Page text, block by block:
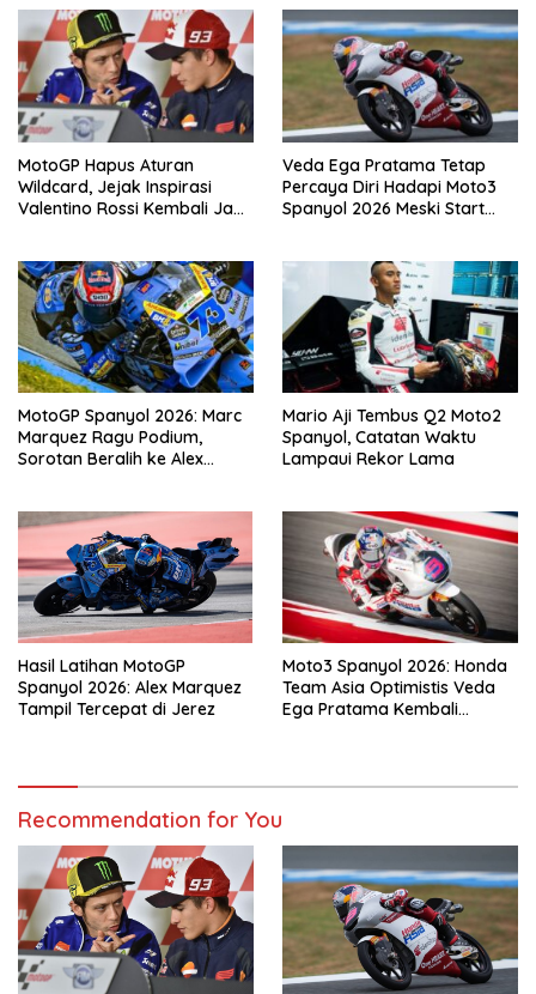
MotoGP Hapus Aturan
Wildcard, Jejak Inspirasi
Valentino Rossi Kembali Jadi
Veda Ega Pratama Tetap
Percaya Diri Hadapi Moto3
Spanyol 2026 Meski Start
MotoGP Spanyol 2026: Marc
Marquez Ragu Podium,
Sorotan Beralih ke Alex
Mario Aji Tembus Q2 Moto2
Spanyol, Catatan Waktu
Lampaui Rekor Lama
Hasil Latihan MotoGP
Spanyol 2026: Alex Marquez
Tampil Tercepat di Jerez
Moto3 Spanyol 2026: Honda
Team Asia Optimistis Veda
Ega Pratama Kembali
Recommendation for You